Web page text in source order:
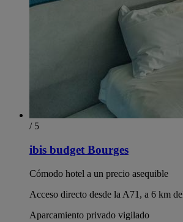
/ 5
ibis budget Bourges
Cómodo hotel a un precio asequible
Acceso directo desde la A71, a 6 km
Aparcamiento privado vigilado